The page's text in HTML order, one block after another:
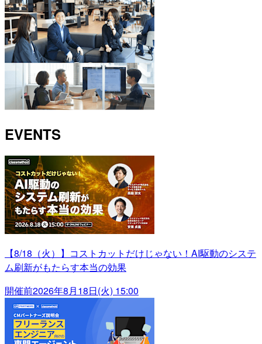
EVENTS
【8/18（火）】コストカットだけじゃない！AI駆動のシステ
ム刷新がもたらす本当の効果
開催前2026年8月18日(火) 15:00